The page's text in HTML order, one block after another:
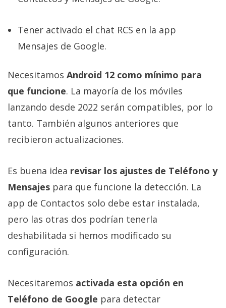
Tener activado el chat RCS en la app
Mensajes de Google.
Necesitamos Android 12 como mínimo para
que funcione. La mayoría de los móviles
lanzando desde 2022 serán compatibles, por lo
tanto. También algunos anteriores que
recibieron actualizaciones.
Es buena idea revisar los ajustes de Teléfono y
Mensajes para que funcione la detección. La
app de Contactos solo debe estar instalada,
pero las otras dos podrían tenerla
deshabilitada si hemos modificado su
configuración.
Necesitaremos activada esta opción en
Teléfono de Google para detectar